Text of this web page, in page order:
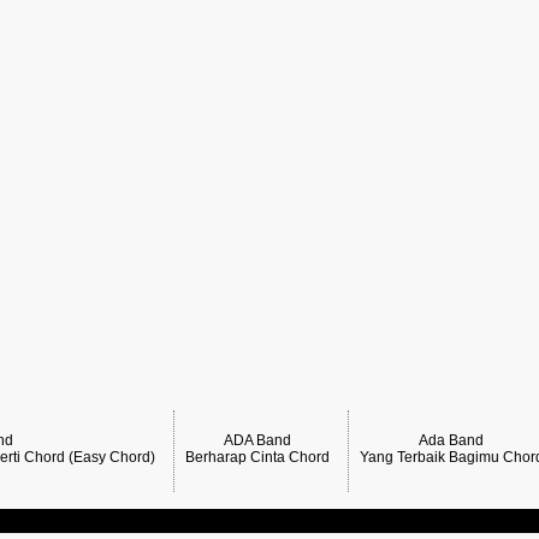
Chord (Easy Chord)
ADA Band
Berharap Cinta Chord
Ada Band
Yang Terbaik Bagimu